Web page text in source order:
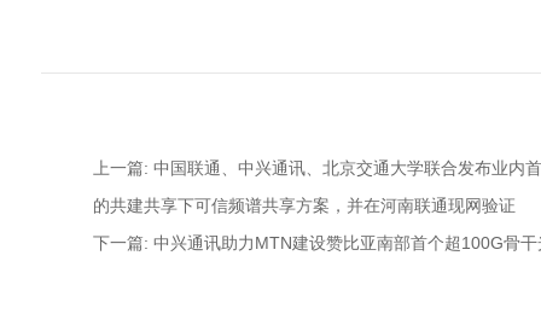
上一篇: 中国联通、中兴通讯、北京交通大学联合发布业内
的共建共享下可信频谱共享方案，并在河南联通现网验证
下一篇: 中兴通讯助力MTN建设赞比亚南部首个超100G骨干